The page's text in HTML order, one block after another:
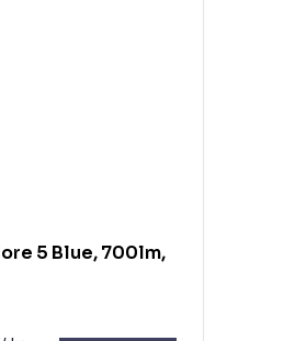
5 Blue, 700lm,